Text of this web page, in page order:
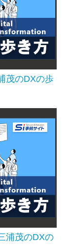
茂のDXの歩
浦茂のDXの